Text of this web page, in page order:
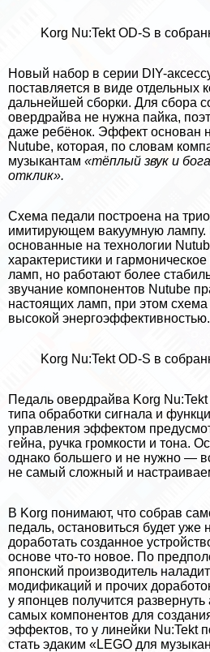
Korg Nu:Tekt OD-S в
Новый набор в серии DIY-
поставляется в виде отдельных
дальнейшей сборки. Для сбора
овердрайва не нужна пайка,
даже ребёнок. Эффект основан
Nutube, которая, по словам
музыкантам «тёплый звук и
отклик».
Схема педали построена на
имитирующем вакуумную лампу.
основанные на технологии
хаpaктеристики и
ламп, но работают более
звучание компонентов Nutube
настоящих ламп, при этом схема
высокой энергоэффективностью.
Korg Nu:Tekt OD-S в
Педаль овердрайва Korg
типа обработки сигнала и
управления эффектом
гeйна, ручка громкости и тона.
однако большего и не нужно —
не самый сложный и
В Korg понимают, что собрав
педаль, остановиться будет
доработать созданное
основе что-то новое. По
японский производитель
модификаций и прочих
у японцев получится
самых компонентов для
эффектов, то у линейки Nu:Tekt
стать эдаким «LEGO для